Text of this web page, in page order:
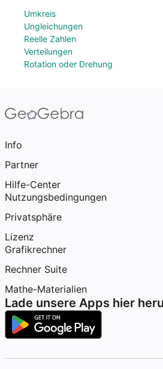
Umkreis
Ungleichungen
Reelle Zahlen
Verteilungen
Rotation oder Drehung
Info
Partner
Hilfe-Center
Nutzungsbedingungen
Privatsphäre
Lizenz
Grafikrechner
Rechner Suite
Mathe-Materialien
Lade unsere Apps hier